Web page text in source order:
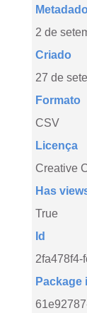
2 de
Criado
27 de
Formato
CSV
Licença
Creative
Has
True
Id
2fa478f4-
Package